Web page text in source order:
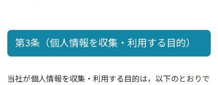
第3条（個人情報を収集・利用する目的）
当社が個人情報を収集・利用する目的は，以下のとおりで